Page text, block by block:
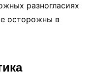
разногласиях
осторожны в